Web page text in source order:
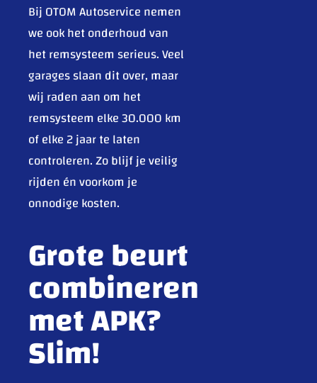
Bij OTOM Autoservice nemen
we ook het onderhoud van
het remsysteem serieus. Veel
garages slaan dit over, maar
wij raden aan om het
remsysteem elke 30.000 km
of elke 2 jaar te laten
controleren. Zo blijf je veilig
rijden én voorkom je
onnodige kosten.
Grote beurt
combineren
met APK?
Slim!